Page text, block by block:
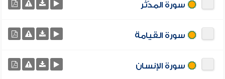
سورة المدّثر
سورة القيامة
سورة الإنسان